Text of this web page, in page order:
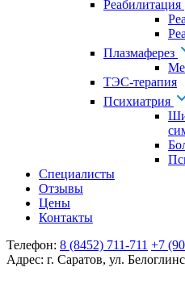
Реабилитация
Плазмаферез
ТЭС-терапия
Психиатрия
Специалисты
Отзывы
Цены
Контакты
Телефон: 8 (8452) 711-711 +7
Адрес: г. Саратов, ул.